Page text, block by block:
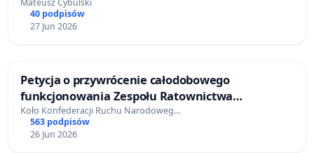
Mateusz Cybulski
40 podpisów
27 Jun 2026
Petycja o przywrócenie całodobowego
funkcjonowania Zespołu Ratownictwa
Medycznego w Jednorożcu.
Koło Konfederacji Ruchu Narodoweg…
563 podpisów
26 Jun 2026